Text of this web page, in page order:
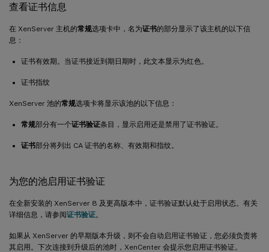
查看证书信息
在 XenServer 主机的常规选项卡中，名为证书的部分显示了该主机的以下信
息：
证书有效期。当证书接近到期日期时，此文本显示为红色。
证书指纹
XenServer 池的常规选项卡将显示该池的以下信息：
常规部分有一个证书验证条目，显示启用还是禁用了证书验证。
证书部分将列出 CA 证书的名称、有效期和指纹。
为您的池启用证书验证
在全新安装的 XenServer 8 及更高版本中，证书验证默认处于启用状态。有关
详细信息，请参阅证书验证。
如果从 XenServer 的早期版本升级，则不会自动启用证书验证，您必须负责将
其启用。下次连接到升级后的池时，XenCenter 会提示您启用证书验证。